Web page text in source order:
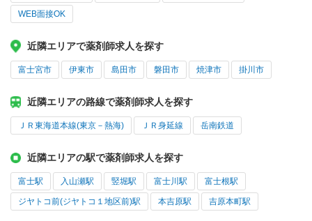
WEB面接OK
近隣エリアで薬剤師求人を探す
富士宮市 伊東市 島田市 磐田市 焼津市 掛川市
近隣エリアの路線で薬剤師求人を探す
ＪＲ東海道本線(東京－熱海) ＪＲ身延線 岳南鉄道
近隣エリアの駅で薬剤師求人を探す
富士駅 入山瀬駅 竪堀駅 富士川駅 富士根駅
ジヤトコ前(ジヤトコ１地区前)駅 本吉原駅 吉原本町駅